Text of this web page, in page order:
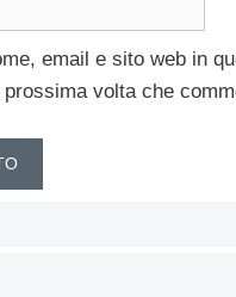
email e sito web in
volta che